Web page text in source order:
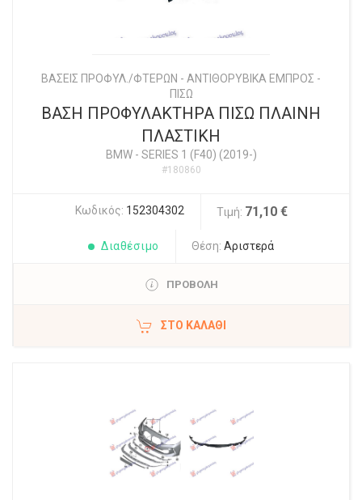
ΒΑΣΕΙΣ ΠΡΟΦΥΛ./ΦΤΕΡΩΝ - ΑΝΤΙΘΟΡΥΒΙΚΑ ΕΜΠΡΟΣ -
ΠΙΣΩ
ΒΑΣΗ ΠΡΟΦΥΛΑΚΤΗΡΑ ΠΙΣΩ ΠΛΑΙΝΗ
ΠΛΑΣΤΙΚΗ
BMW- SERIES 1 (F40) (2019-)
#180860
Κωδικός: 152304302 Τιμή: 71,10 €
Διαθέσιμο Θέση: Αριστερά
ΠΡΟΒΟΛΗ
ΣΤΟ ΚΑΛΆΘΙ